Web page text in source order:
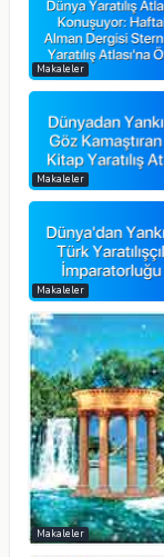
Makaleler
Makaleler
Makaleler
Makaleler